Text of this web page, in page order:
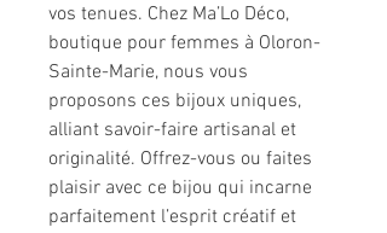
vos tenues. Chez Ma’Lo Déco,
boutique pour femmes à Oloron-
Sainte-Marie, nous vous
proposons ces bijoux uniques,
alliant savoir-faire artisanal et
originalité. Offrez-vous ou faites
plaisir avec ce bijou qui incarne
parfaitement l’esprit créatif et